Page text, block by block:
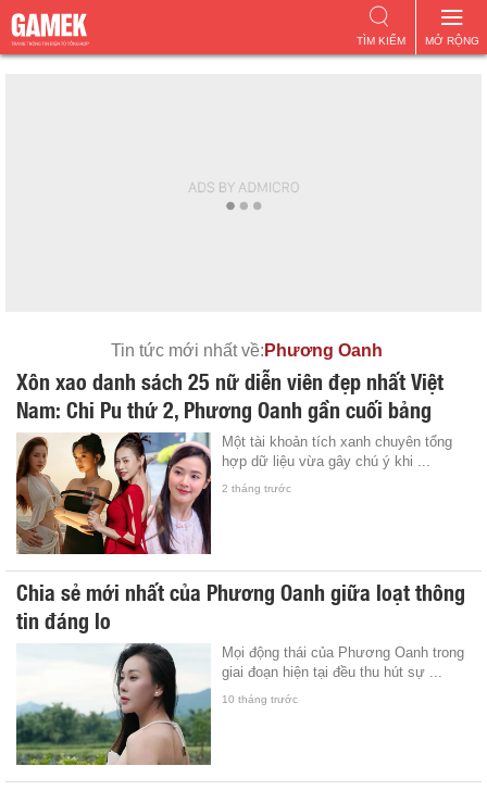
MỞ RỘNG
TÌM KIẾM
Tin tức mới nhất về: Phương Oanh
Xôn xao danh sách 25 nữ diễn viên đẹp nhất Việt
Nam: Chi Pu thứ 2, Phương Oanh gần cuối bảng
Một tài khoản tích xanh chuyên tổng
hợp dữ liệu vừa gây chú ý khi ...
2 tháng trước
Chia sẻ mới nhất của Phương Oanh giữa loạt thông
tin đáng lo
Mọi động thái của Phương Oanh trong
giai đoạn hiện tại đều thu hút sự ...
10 tháng trước